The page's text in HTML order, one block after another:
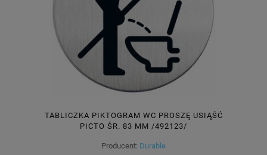
TABLICZKA PIKTOGRAM WC PROSZĘ USIĄŚĆ
PICTO ŚR. 83 MM /492123/
Producent: Durable